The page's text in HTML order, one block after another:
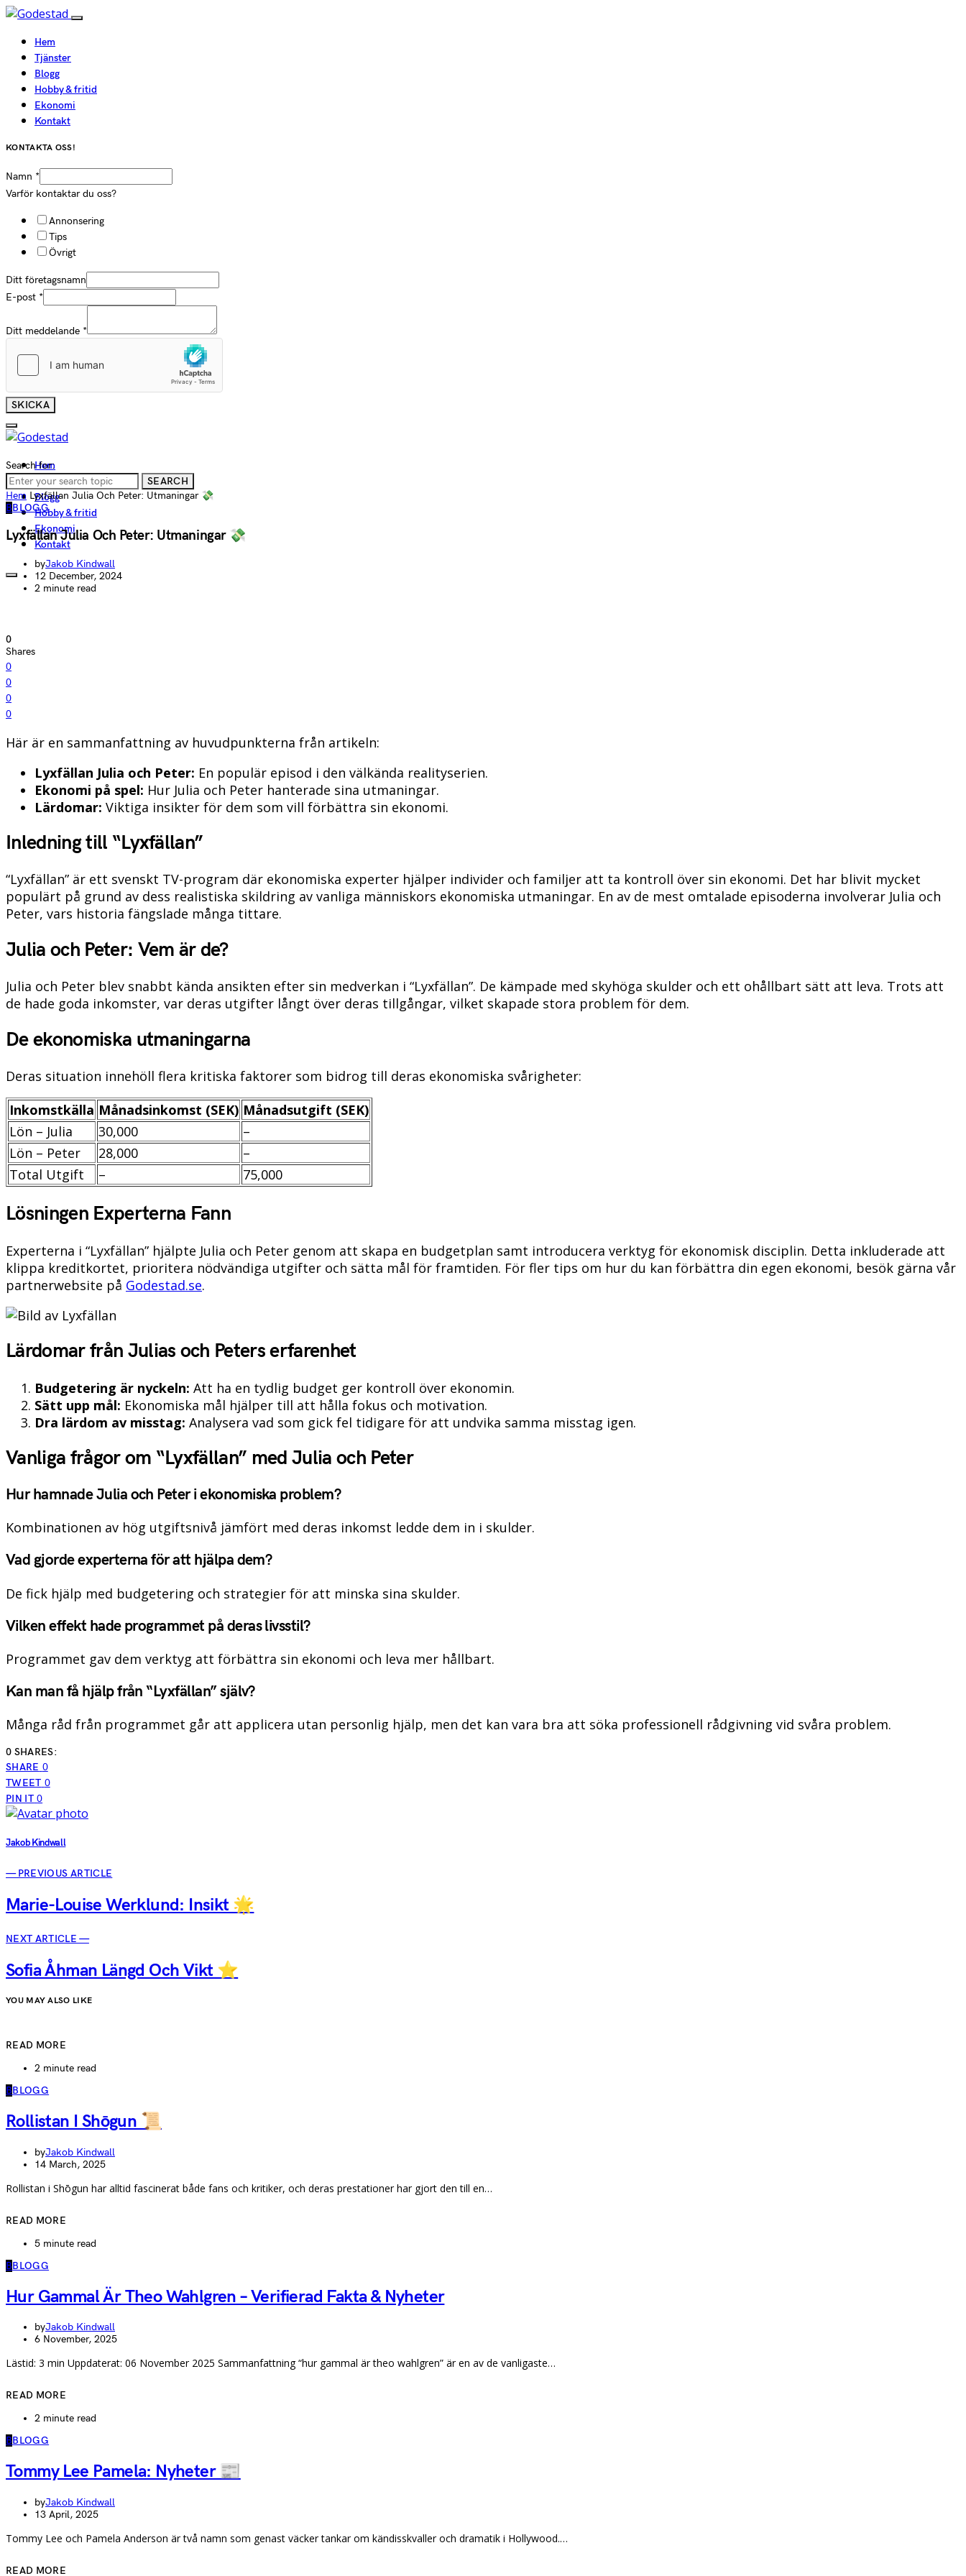
Hem
Tjänster
Blogg
Hobby & fritid
Ekonomi
Kontakt
KONTAKTA OSS!
Namn *
Varför kontaktar du oss?
Annonsering
Tips
Övrigt
Ditt företagsnamn
E-post *
Ditt meddelande *
SKICKA
Hem
Tjänster
Blogg
Hobby & fritid
Ekonomi
Kontakt
Search for:
SEARCH
Hem Lyxfällan Julia Och Peter: Utmaningar 💸
BBLOGG
Lyxfällan Julia Och Peter: Utmaningar 💸
byJakob Kindwall
12 December, 2024
2 minute read
0
Shares
0
0
0
0
Här är en sammanfattning av huvudpunkterna från artikeln:
Lyxfällan Julia och Peter: En populär episod i den välkända realityserien.
Ekonomi på spel: Hur Julia och Peter hanterade sina utmaningar.
Lärdomar: Viktiga insikter för dem som vill förbättra sin ekonomi.
Inledning till “Lyxfällan”
“Lyxfällan” är ett svenskt TV-program där ekonomiska experter hjälper individer och familjer att ta kontroll över sin ekonomi. Det har blivit mycket
populärt på grund av dess realistiska skildring av vanliga människors ekonomiska utmaningar. En av de mest omtalade episoderna involverar Julia och
Peter, vars historia fängslade många tittare.
Julia och Peter: Vem är de?
Julia och Peter blev snabbt kända ansikten efter sin medverkan i “Lyxfällan”. De kämpade med skyhöga skulder och ett ohållbart sätt att leva. Trots att
de hade goda inkomster, var deras utgifter långt över deras tillgångar, vilket skapade stora problem för dem.
De ekonomiska utmaningarna
Deras situation innehöll flera kritiska faktorer som bidrog till deras ekonomiska svårigheter:
Inkomstkälla Månadsinkomst (SEK) Månadsutgift (SEK)
Lön – Julia
30,000
–
Lön – Peter
28,000
–
Total Utgift
– 75,000
Lösningen Experterna Fann
Experterna i “Lyxfällan” hjälpte Julia och Peter genom att skapa en budgetplan samt introducera verktyg för ekonomisk disciplin. Detta inkluderade att
klippa kreditkortet, prioritera nödvändiga utgifter och sätta mål för framtiden. För fler tips om hur du kan förbättra din egen ekonomi, besök gärna vår
partnerwebsite på Godestad.se.
Lärdomar från Julias och Peters erfarenhet
Budgetering är nyckeln: Att ha en tydlig budget ger kontroll över ekonomin.
Sätt upp mål: Ekonomiska mål hjälper till att hålla fokus och motivation.
Dra lärdom av misstag: Analysera vad som gick fel tidigare för att undvika samma misstag igen.
Vanliga frågor om “Lyxfällan” med Julia och Peter
Hur hamnade Julia och Peter i ekonomiska problem?
Kombinationen av hög utgiftsnivå jämfört med deras inkomst ledde dem in i skulder.
Vad gjorde experterna för att hjälpa dem?
De fick hjälp med budgetering och strategier för att minska sina skulder.
Vilken effekt hade programmet på deras livsstil?
Programmet gav dem verktyg att förbättra sin ekonomi och leva mer hållbart.
Kan man få hjälp från “Lyxfällan” själv?
Många råd från programmet går att applicera utan personlig hjälp, men det kan vara bra att söka professionell rådgivning vid svåra problem.
0 SHARES:
SHARE 0
TWEET 0
PIN IT 0
Jakob Kindwall
— PREVIOUS ARTICLE
Marie-Louise Werklund: Insikt 🌟
NEXT ARTICLE —
Sofia Åhman Längd Och Vikt ⭐
YOU MAY ALSO LIKE
READ MORE
2 minute read
BBLOGG
Rollistan I Shōgun 📜
byJakob Kindwall
14 March, 2025
Rollistan i Shōgun har alltid fascinerat både fans och kritiker, och deras prestationer har gjort den till en…
READ MORE
5 minute read
BBLOGG
Hur Gammal Är Theo Wahlgren – Verifierad Fakta & Nyheter
byJakob Kindwall
6 November, 2025
Lästid: 3 min Uppdaterat: 06 November 2025 Sammanfattning “hur gammal är theo wahlgren” är en av de vanligaste…
READ MORE
2 minute read
BBLOGG
Tommy Lee Pamela: Nyheter 📰
byJakob Kindwall
13 April, 2025
Tommy Lee och Pamela Anderson är två namn som genast väcker tankar om kändisskvaller och dramatik i Hollywood.…
READ MORE